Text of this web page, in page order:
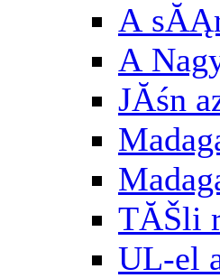
A
A
JĂśn
TĂŠli
UL-el